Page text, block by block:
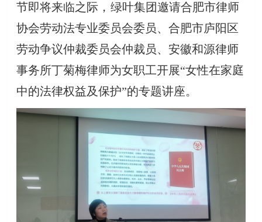
节即将来临之际 ，绿叶集团邀请合肥市律师
协会劳动法专业委员会委员、合肥市庐阳区
劳动争议仲裁委员会仲裁员、安徽和源律师
事务所丁菊梅律师为女职工开展“女性在家庭
中的法律权益及保护”的专题讲座。